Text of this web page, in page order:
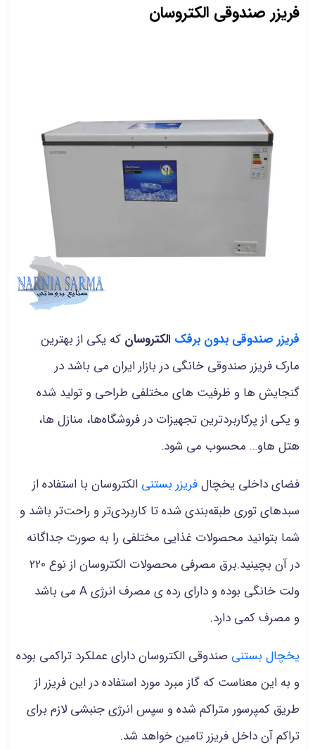
فریزر صندوقی الکتروسان
فریزر صندوقی بدون برفک الکتروسان که یکی از بهترین
مارک فریزر صندوقی خانگی در بازار ایران می باشد در
گنجایش ها و ظرفیت های مختلفی طراحی و تولید شده
و یکی از پرکاربردترین تجهیزات در فروشگاه‌ها، منازل ها،
هتل هاو… محسوب می شود.
فضای داخلی یخچالفریزر بستنی الکتروسان با استفاده از
سبد‌های توری طبقه‌بندی شده تا کاربردی‌تر و راحت‌تر باشد و
شما بتوانید محصولات غذایی مختلفی را به صورت جداگانه
در آن بچینید.برق مصرفی محصولات الکتروسان از نوع 220
ولت خانگی بوده و دارای رده ی مصرف انرژی A می باشد
و مصرف کمی دارد.
یخچال بستنی صندوقی الکتروسان دارای عملکرد تراکمی بوده
و به این معناست که گاز مبرد مورد استفاده در این فریزر از
طریق کمپرسور متراکم شده و سپس انرژی جنبشی لازم برای
تراکم آن داخل فریزر تامین خواهد شد.